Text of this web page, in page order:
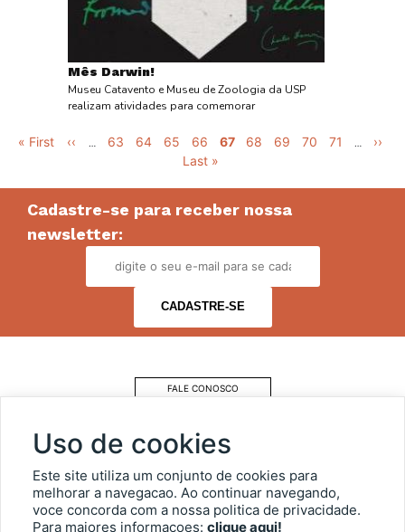
Mês Darwin!
Museu Catavento e Museu de Zoologia da USP
realizam atividades para comemorar
Pagination
First
« First
Previous
‹‹ … Página
63 Página
64 Página
65 Página
66
Página
67 Página
68 Página
69 Página
70 Página
71 …
Next
››
Last »
Cadastre-se para receber nossa
newsletter:
FALE CONOSCO
ESTACIONAMENTO
OUVIDORIA
Uso de cookies
Este site utiliza um conjunto de cookies para
melhorar a navegacao. Ao continuar navegando,
voce concorda com a nossa politica de privacidade.
Para maiores informacoes: clique aqui!